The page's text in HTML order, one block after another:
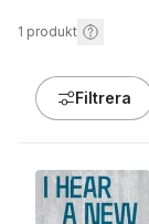
1 produkt
Filtrera